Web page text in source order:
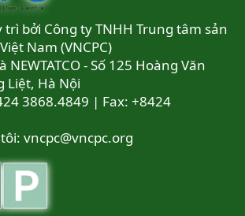
trì bởi Công ty TNHH Trung tâm sản
Nam (VNCPC)
NEWTATCO - Số 125 Hoàng Văn
Liệt, Hà Nội
3868.4849 | Fax: +8424
vncpc@vncpc.org